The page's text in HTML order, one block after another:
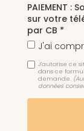
PAIEMENT :
sur votre
par CB *
J'ai
J'autorise ce
dans ce
demande.
données